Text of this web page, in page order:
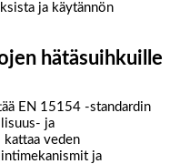
ja käytännön
hätäsuihkuille
EN 15154 -standardin
ja
veden
ja